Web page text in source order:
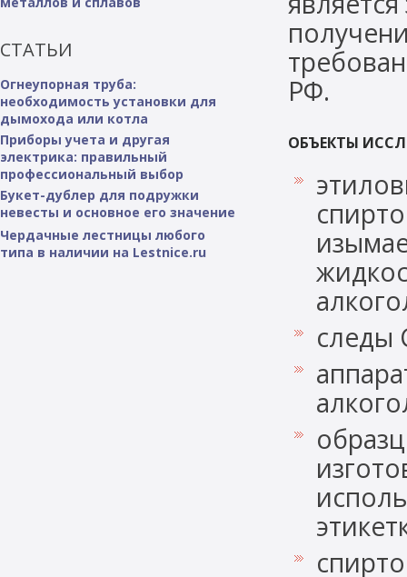
СТАТЬИ
Огнеупорная труба:
необходимость установки для
дымохода или котла
Приборы учета и другая
электрика: правильный
профессиональный выбор
Букет-дублер для подружки
невесты и основное его значение
Чердачные лестницы любого
типа в наличии на Lestnice.ru
РФ.
ОБЪЕКТЫ
следы